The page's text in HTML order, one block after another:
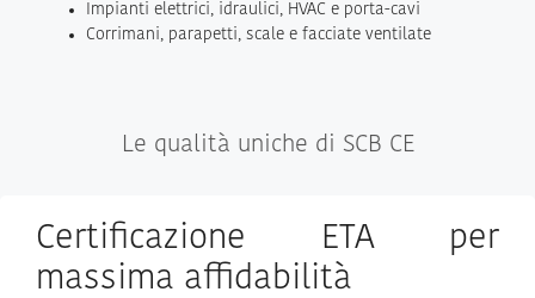
Impianti elettrici, idraulici, HVAC e porta-cavi
Corrimani, parapetti, scale e facciate ventilate
Le qualità uniche di SCB CE
Certificazione ETA per
massima affidabilità